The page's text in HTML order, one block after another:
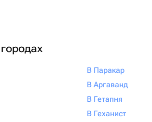
В Паракар
В Аргаванд
В Гетапня
В Геханист